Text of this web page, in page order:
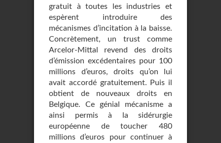
gratuit à toutes les industries et
espèrent introduire des
mécanismes d’incitation à la baisse.
Concrètement, un trust comme
Arcelor-Mittal revend des droits
d’émission excédentaires pour 100
millions d’euros, droits qu’on lui
avait accordé gratuitement. Puis il
obtient de nouveaux droits en
Belgique. Ce génial mécanisme a
ainsi permis à la sidérurgie
européenne de toucher 480
millions d’euros pour continuer à